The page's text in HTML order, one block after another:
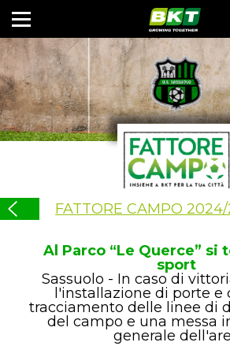
FATTORE CAMPO 2024/
Al Parco “Le Querce” si
sport
Sassuolo - In caso di
l'installazione di porte e
tracciamento delle linee di
del campo e una messa
generale